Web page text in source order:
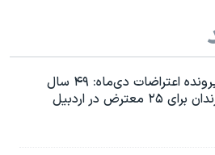
پرونده اعتراضات دی‌ماه: ۴۹ سال
برای ۲۵ معترض در اردبیل